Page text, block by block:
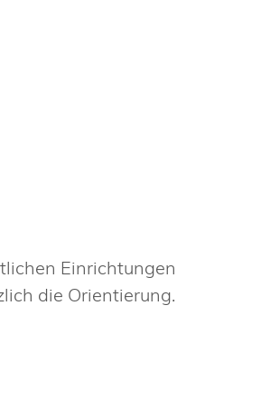
Einrichtungen
die Orientierung.